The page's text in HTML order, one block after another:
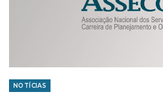
NOTÍCIAS